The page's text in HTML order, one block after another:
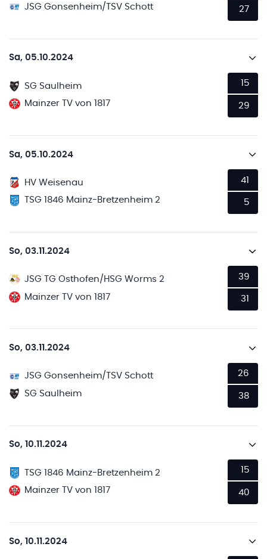
JSG Gonsenheim/TSV Schott
27
Sa, 05.10.2024
SG Saulheim
Mainzer TV von 1817
15
29
Sa, 05.10.2024
HV Weisenau
TSG 1846 Mainz-Bretzenheim 2
41
5
So, 03.11.2024
JSG TG Osthofen/HSG Worms 2
Mainzer TV von 1817
39
31
So, 03.11.2024
JSG Gonsenheim/TSV Schott
SG Saulheim
26
38
So, 10.11.2024
TSG 1846 Mainz-Bretzenheim 2
Mainzer TV von 1817
15
40
So, 10.11.2024